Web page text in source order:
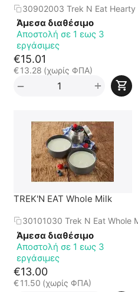
30902003 Trek N Eat
Άμεσα διαθέσιμο
Αποστολή σε 1 εως 3
εργάσιμες
€15.01
€ 13.28 (χωρίς ΦΠΑ)
+
−
TREK'N EAT Whole Milk
30101030 Trek N Eat Whole
Άμεσα διαθέσιμο
Αποστολή σε 1 εως 3
εργάσιμες
€13.00
€ 11.50 (χωρίς ΦΠΑ)